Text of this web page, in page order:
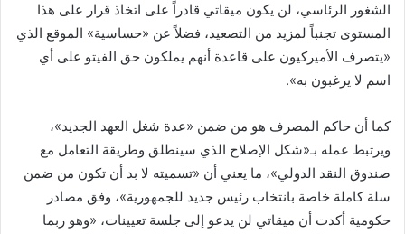
الشغور الرئاسي، لن يكون ميقاتي قادراً على اتخاذ قرار على هذا
المستوى تجنباً لمزيد من التصعيد، فضلاً عن «حساسية» الموقع الذي
«يتصرف الأميركيون على قاعدة أنهم يملكون حق الفيتو على أي
اسم لا يرغبون به».
كما أن حاكم المصرف هو من ضمن «عدة شغل العهد الجديد»،
ويرتبط عمله بـ«شكل الإصلاح الذي سينطلق وطريقة التعامل مع
صندوق النقد الدولي»، ما يعني أن «تسميته لا بد أن تكون من ضمن
سلة كاملة خاصة بانتخاب رئيس جديد للجمهورية»، وفق مصادر
حكومية أكدت أن ميقاتي لن يدعو إلى جلسة تعيينات، «وهو ربما